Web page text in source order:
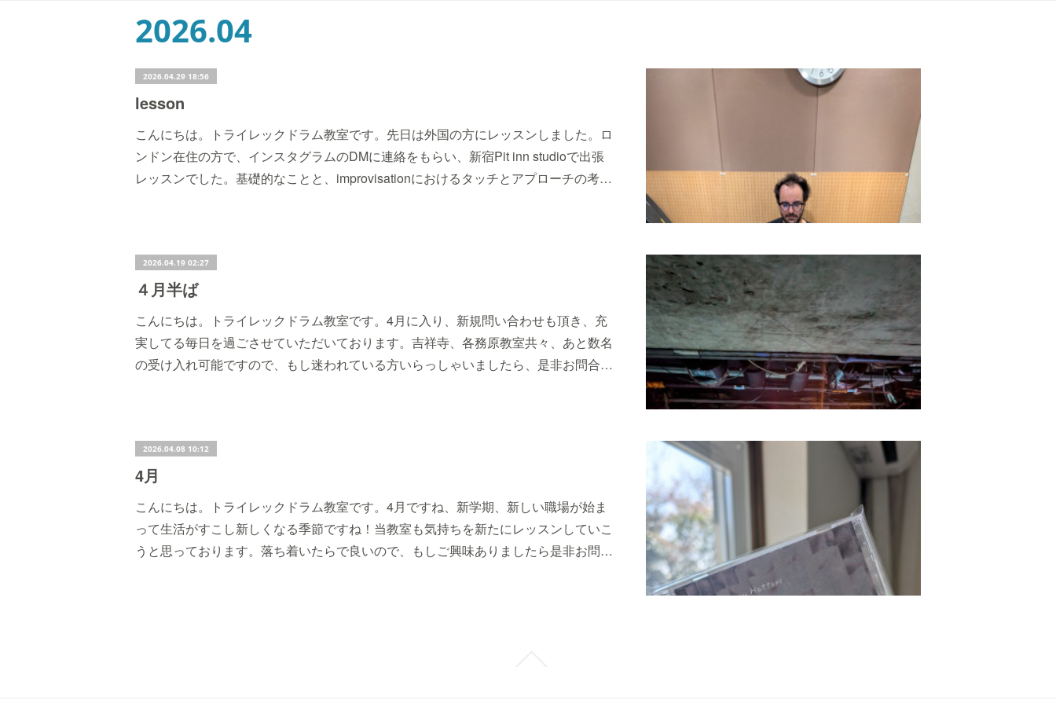
2026.04
2026.04.29 18:56
lesson
こんにちは。トライレックドラム教室です。先日は外国の方にレッスンしました。ロ
ンドン在住の方で、インスタグラムのDMに連絡をもらい、新宿Pit inn studioで出張
レッスンでした。基礎的なことと、improvisationにおけるタッチとアプローチの考…
2026.04.19 02:27
４月半ば
こんにちは。トライレックドラム教室です。4月に入り、新規問い合わせも頂き、充
実してる毎日を過ごさせていただいております。吉祥寺、各務原教室共々、あと数名
の受け入れ可能ですので、もし迷われている方いらっしゃいましたら、是非お問合…
2026.04.08 10:12
4月
こんにちは。トライレックドラム教室です。4月ですね、新学期、新しい職場が始ま
って生活がすこし新しくなる季節ですね！当教室も気持ちを新たにレッスンしていこ
うと思っております。落ち着いたらで良いので、もしご興味ありましたら是非お問…